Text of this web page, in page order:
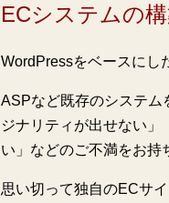
ECシステムの
WordPressをベースにし
ASPなど既存のシステム
ジナリティが出せない」
い」などのご不満をお持
思い切って独自のECサ